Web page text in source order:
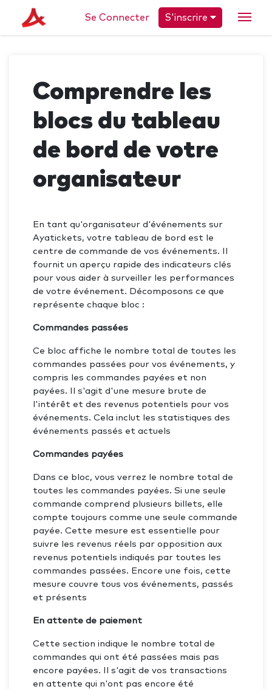
Se Connecter S'inscrire
Comprendre les
blocs du tableau
de bord de votre
organisateur
En tant qu'organisateur d'événements sur
Ayatickets, votre tableau de bord est le
centre de commande de vos événements. Il
fournit un aperçu rapide des indicateurs clés
pour vous aider à surveiller les performances
de votre événement. Décomposons ce que
représente chaque bloc :
Commandes passées
Ce bloc affiche le nombre total de toutes les
commandes passées pour vos événements, y
compris les commandes payées et non
payées. Il s'agit d'une mesure brute de
l'intérêt et des revenus potentiels pour vos
événements. Cela inclut les statistiques des
événements passés et actuels
Commandes payées
Dans ce bloc, vous verrez le nombre total de
toutes les commandes payées. Si une seule
commande comprend plusieurs billets, elle
compte toujours comme une seule commande
payée. Cette mesure est essentielle pour
suivre les revenus réels par opposition aux
revenus potentiels indiqués par toutes les
commandes passées. Encore une fois, cette
mesure couvre tous vos événements, passés
et présents
En attente de paiement
Cette section indique le nombre total de
commandes qui ont été passées mais pas
encore payées. Il s'agit de vos transactions
en attente qui n'ont pas encore été